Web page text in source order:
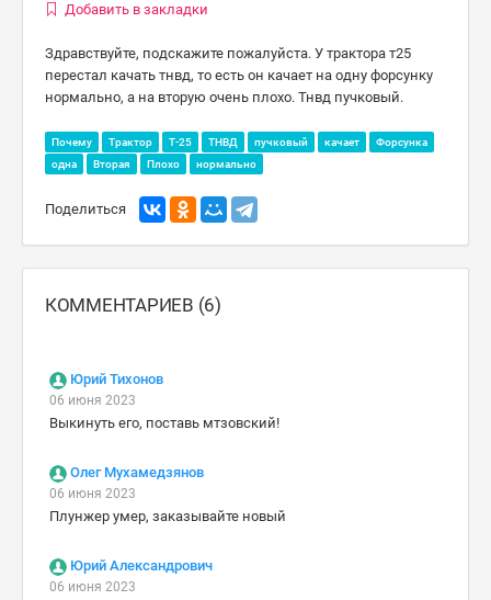
Добавить в закладки
Здравствуйте, подскажите пожалуйста. У трактора т25
перестал качать тнвд, то есть он качает на одну форсунку
нормально, а на вторую очень плохо. Тнвд пучковый.
Почему Трактор Т-25 ТНВД пучковый качает
Форсунка
одна
Вторая Плохо нормально
Поделиться
КОММЕНТАРИЕВ (6)
Юрий Тихонов
06 июня 2023
Выкинуть его, поставь мтзовский!
Олег Мухамедзянов
06 июня 2023
Плунжер умер, заказывайте новый
Юрий Александрович
06 июня 2023